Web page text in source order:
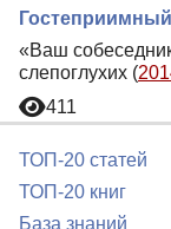
«Ваш
слепоглухих (
411
ТОП-20 статей
ТОП-20 книг
База знаний